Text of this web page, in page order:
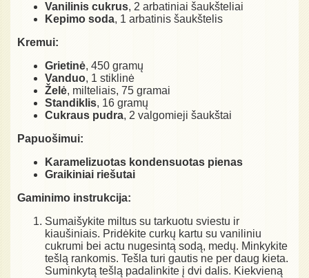
Vanilinis cukrus, 2 arbatiniai šaukšteliai
Kepimo soda, 1 arbatinis šaukštelis
Kremui:
Grietinė, 450 gramų
Vanduo, 1 stiklinė
Želė, milteliais, 75 gramai
Standiklis, 16 gramų
Cukraus pudra, 2 valgomieji šaukštai
Papuošimui:
Karamelizuotas kondensuotas pienas
Graikiniai riešutai
Gaminimo instrukcija:
Sumaišykite miltus su tarkuotu sviestu ir
kiaušiniais. Pridėkite curkų kartu su vaniliniu
cukrumi bei actu nugesintą sodą, medų. Minkykite
tešlą rankomis. Tešla turi gautis ne per daug kieta.
Suminkytą tešlą padalinkite į dvi dalis. Kiekvieną